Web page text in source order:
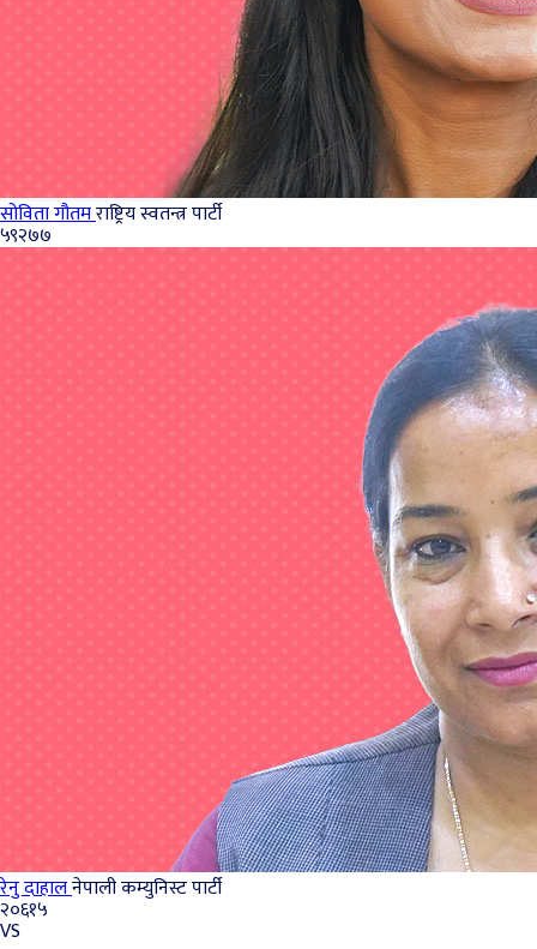
सोविता गौतमराष्ट्रिय स्वतन्त्र पार्टी
५९२७७
रेनु दाहालनेपाली कम्युनिस्ट पार्टी
२०६१५
VS